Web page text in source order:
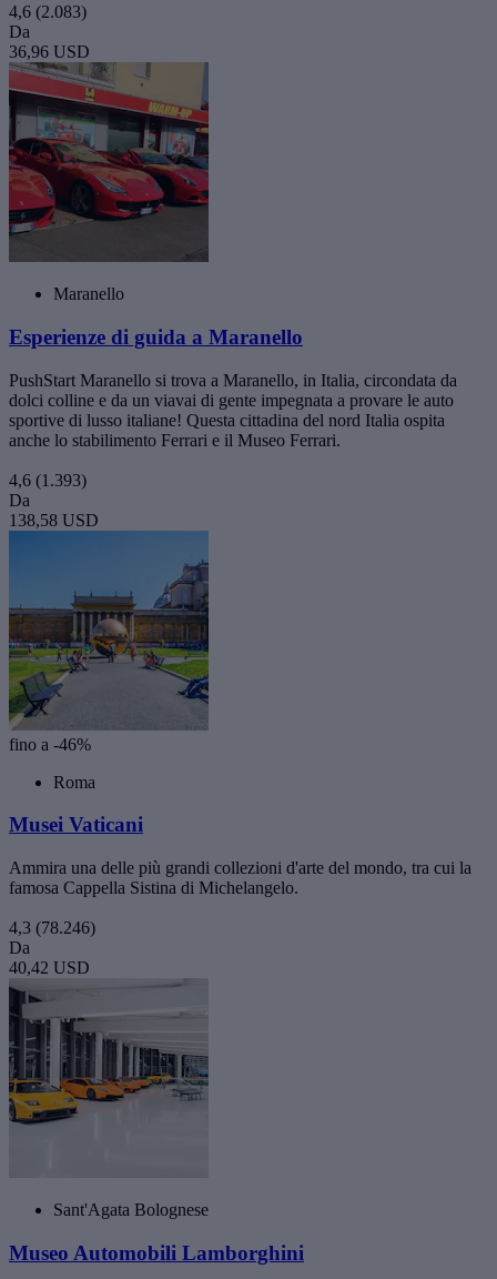
4,6 (2.083)
Da
36,96 USD
Maranello
Esperienze di guida a Maranello
PushStart Maranello si trova a Maranello, in Italia, circondata da
dolci colline e da un viavai di gente impegnata a provare le auto
sportive di lusso italiane! Questa cittadina del nord Italia ospita
anche lo stabilimento Ferrari e il Museo Ferrari.
4,6 (1.393)
Da
138,58 USD
fino a -46%
Roma
Musei Vaticani
Ammira una delle più grandi collezioni d'arte del mondo, tra cui la
famosa Cappella Sistina di Michelangelo.
4,3 (78.246)
Da
40,42 USD
Sant'Agata Bolognese
Museo Automobili Lamborghini